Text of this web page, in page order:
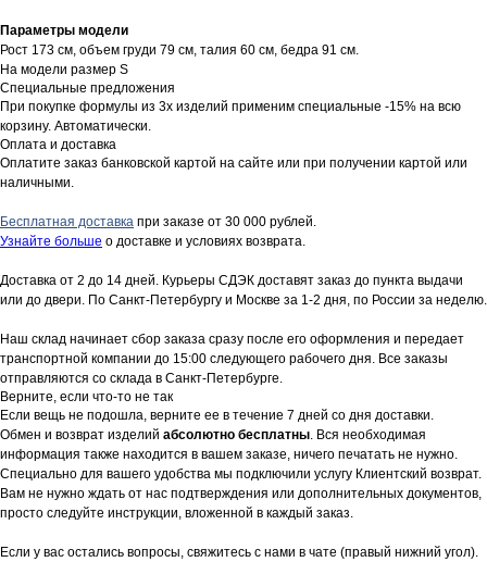
Параметры модели
Рост 173 см, объем груди 79 см, талия 60 см, бедра 91 см.
На модели размер S
Специальные предложения
При покупке формулы из 3х изделий применим специальные -15% на всю
корзину. Автоматически.
Оплата и доставка
Оплатите заказ банковской картой на сайте или при получении картой или
наличными.
Бесплатная доставка при заказе от 30 000 рублей.
Узнайте больше о доставке и условиях возврата.
Доставка от 2 до 14 дней. Курьеры СДЭК доставят заказ до пункта выдачи
или до двери. По Санкт-Петербургу и Москве за 1-2 дня, по России за неделю.
Наш склад начинает сбор заказа сразу после его оформления и передает
транспортной компании до 15:00 следующего рабочего дня. Все заказы
отправляются со склада в Санкт-Петербурге.
Верните, если что-то не так
Если вещь не подошла, верните ее в течение 7 дней со дня доставки.
Обмен и возврат изделий абсолютно бесплатны. Вся необходимая
информация также находится в вашем заказе, ничего печатать не нужно.
Специально для вашего удобства мы подключили услугу Клиентский возврат.
Вам не нужно ждать от нас подтверждения или дополнительных документов,
просто следуйте инструкции, вложенной в каждый заказ.
Если у вас остались вопросы, свяжитесь с нами в чате (правый нижний угол).